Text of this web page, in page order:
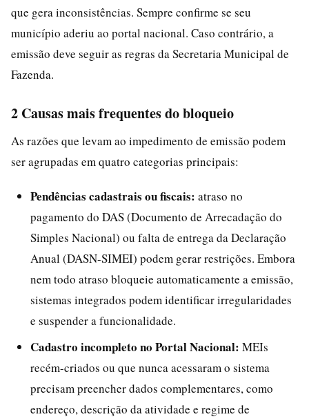
que gera inconsistências. Sempre confirme se seu
município aderiu ao portal nacional. Caso contrário, a
emissão deve seguir as regras da Secretaria Municipal de
Fazenda.
2 Causas mais frequentes do bloqueio
As razões que levam ao impedimento de emissão podem
ser agrupadas em quatro categorias principais:
Pendências cadastrais ou fiscais: atraso no
pagamento do DAS (Documento de Arrecadação do
Simples Nacional) ou falta de entrega da Declaração
Anual (DASN-SIMEI) podem gerar restrições. Embora
nem todo atraso bloqueie automaticamente a emissão,
sistemas integrados podem identificar irregularidades
e suspender a funcionalidade.
Cadastro incompleto no Portal Nacional: MEIs
recém-criados ou que nunca acessaram o sistema
precisam preencher dados complementares, como
endereço, descrição da atividade e regime de